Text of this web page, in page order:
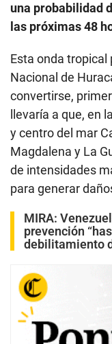
una probabilidad
las próximas 48
Esta onda tropical
Nacional de
convertirse,
llevaría a que, en
y centro del mar
Magdalena y La
de intensidades
para generar
MIRA:
prevención
debilitamiento